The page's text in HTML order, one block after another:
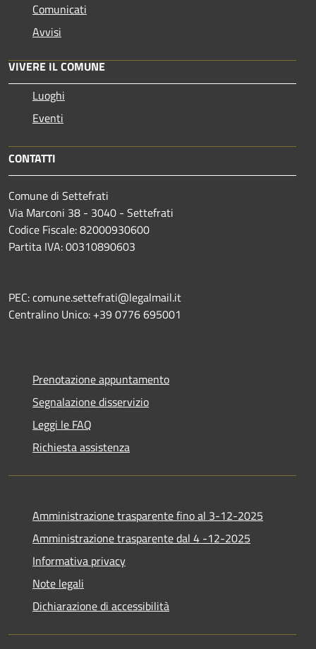
Comunicati
Avvisi
VIVERE IL COMUNE
Luoghi
Eventi
CONTATTI
Comune di Settefrati
Via Marconi 38 - 3040 - Settefrati
Codice Fiscale: 82000930600
Partita IVA: 00310890603
PEC: comune.settefrati@legalmail.it
Centralino Unico: +39 0776 695001
Prenotazione appuntamento
Segnalazione disservizio
Leggi le FAQ
Richiesta assistenza
Amministrazione trasparente fino al 3-12-2025
Amministrazione trasparente dal 4 -12-2025
Informativa privacy
Note legali
Dichiarazione di accessibilità